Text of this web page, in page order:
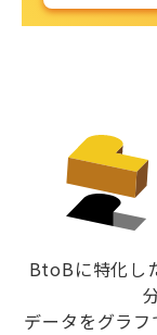
BtoBに特化し
データをグラ